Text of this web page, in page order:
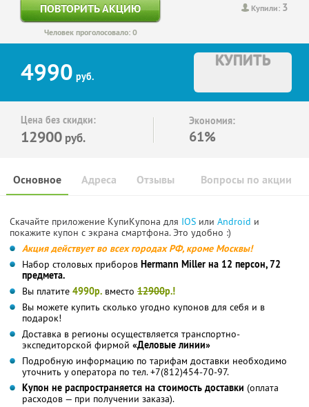
Купили: 3
ПОВТОРИТЬ АКЦИЮ
Человек проголосовало: 0
4990 руб.
КУПИТЬ
Цена без скидки:
12900 руб.
Экономия:
61%
Основное Отзывы Вопросы по акции
Адреса
Скачайте приложение КупиКупона для IOS или Android и
покажите купон с экрана смартфона. Это удобно :)
Акция действует во всех городах РФ, кроме Москвы!
Набор столовых приборов Hermann Miller на 12 персон, 72
предмета.
Вы платите 4990р. вместо 12900р.!
Вы можете купить сколько угодно купонов для себя и в
подарок!
Доставка в регионы осуществляется транспортно-
экспедиторской фирмой «Деловые линии»
Подробную информацию по тарифам доставки необходимо
уточнить у оператора по тел. +7(812)454-70-97.
Купон не распространяется на стоимость доставки (оплата
расходов — при получении заказа).